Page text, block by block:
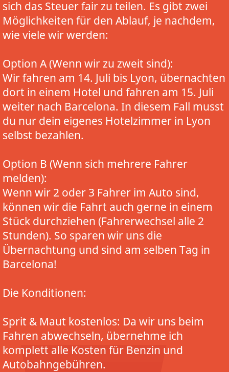
sich das Steuer fair zu teilen. Es gibt zwei
Möglichkeiten für den Ablauf, je nachdem,
wie viele wir werden:
Option A (Wenn wir zu zweit sind):
Wir fahren am 14. Juli bis Lyon, übernachten
dort in einem Hotel und fahren am 15. Juli
weiter nach Barcelona. In diesem Fall musst
du nur dein eigenes Hotelzimmer in Lyon
selbst bezahlen.
Option B (Wenn sich mehrere Fahrer
melden):
Wenn wir 2 oder 3 Fahrer im Auto sind,
können wir die Fahrt auch gerne in einem
Stück durchziehen (Fahrerwechsel alle 2
Stunden). So sparen wir uns die
Übernachtung und sind am selben Tag in
Barcelona!
Die Konditionen:
Sprit & Maut kostenlos: Da wir uns beim
Fahren abwechseln, übernehme ich
komplett alle Kosten für Benzin und
Autobahngebühren.